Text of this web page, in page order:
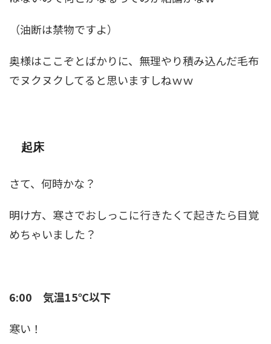
（油断は禁物ですよ）
奥様はここぞとばかりに、無理やり積み込んだ毛布
でヌクヌクしてると思いますしねｗｗ
起床
さて、何時かな？
明け方、寒さでおしっこに行きたくて起きたら目覚
めちゃいました？
6:00 気温15℃以下
寒い！